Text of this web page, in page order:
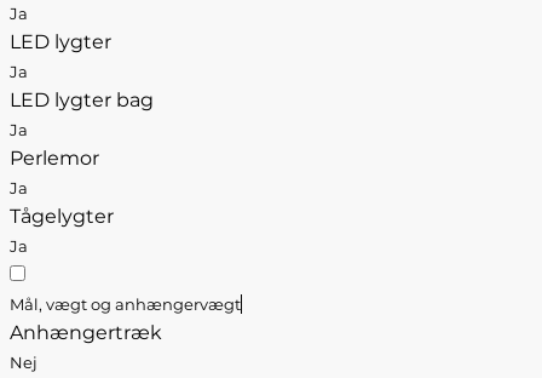
Ja
LED lygter
Ja
LED lygter bag
Ja
Perlemor
Ja
Tågelygter
Ja
Mål, vægt og anhængervægt
Anhængertræk
Nej